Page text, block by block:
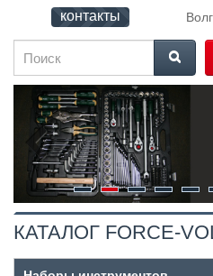
контакты
КАТАЛОГ FORCE-